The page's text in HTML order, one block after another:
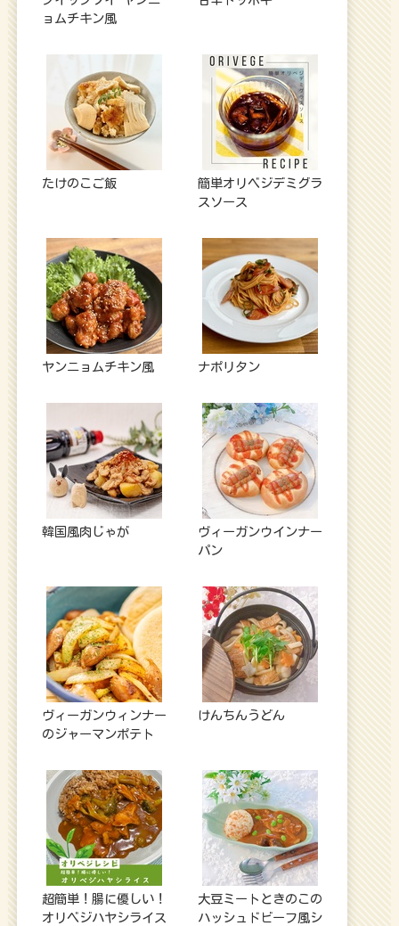
ョムチキン風
たけのこご飯
簡単オリベジデミグラ
スソース
ヤンニョムチキン風 ナポリタン
韓国風肉じゃが
ヴィーガンウインナー
パン
ヴィーガンウィンナー
のジャーマンポテト
けんちんうどん
超簡単！腸に優しい！
オリベジハヤシライス
大豆ミートときのこの
ハッシュドビーフ風シ